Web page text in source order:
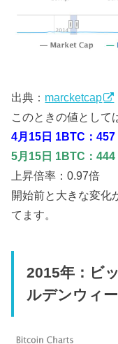
出典： marcketcap
このときの値として
4月15日 1BTC：457
5月15日 1BTC：444
上昇倍率：0.97倍
開始前と大きな変化
てます。
2015年：ビ
ルデンウィ